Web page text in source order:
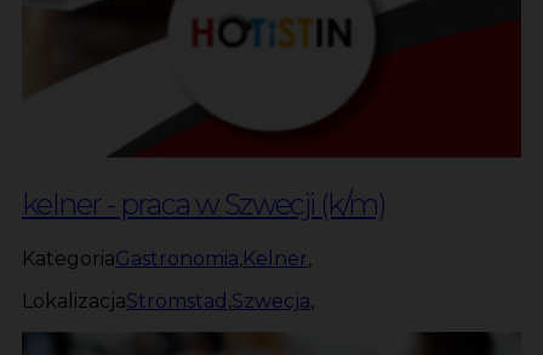
kelner - praca w Szwecji (k/m)
KategoriaGastronomia,Kelner,
LokalizacjaStrömstad ,Szwecja,